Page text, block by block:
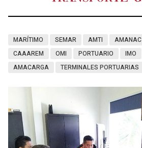
MARÍTIMO SEMAR AMTI AMANAC
CAAAREM
OMI PORTUARIO IMO
AMACARGA
TERMINALES PORTUARIAS